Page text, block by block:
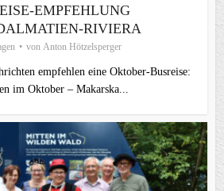
EMPFEHLUNG
RIVIERA
von Anton Hötzelsperger
empfehlen eine Oktober-Busreise:
im Oktober – Makarska...